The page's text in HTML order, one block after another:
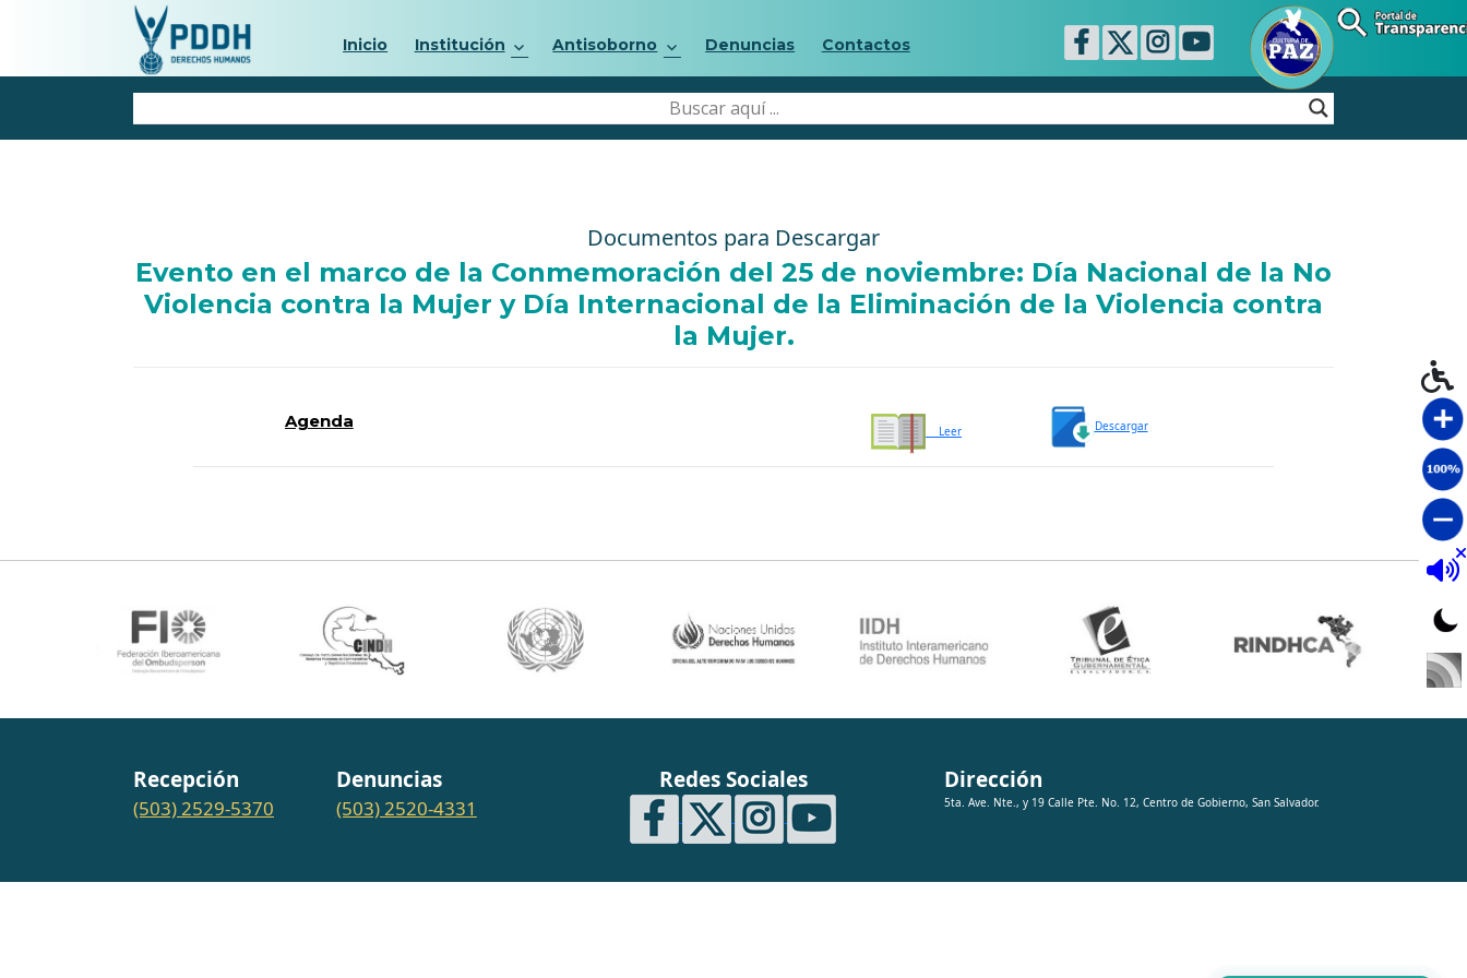
Inicio Institución Antisoborno Denuncias Contactos
Documentos para Descargar
Evento en el marco de la Conmemoración del 25 de noviembre: Día Nacional de la No
Violencia contra la Mujer y Día Internacional de la Eliminación de la Violencia contra
la Mujer.
Agenda
Leer Descargar
Recepción
(503) 2529-5370
Denuncias
(503) 2520-4331
Redes Sociales Dirección
5ta. Ave. Nte., y 19 Calle Pte. No. 12, Centro de Gobierno, San Salvador.